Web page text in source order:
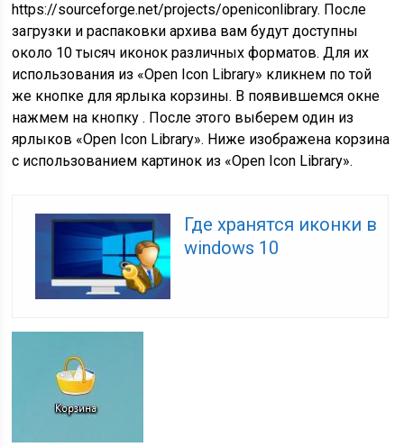
https://sourceforge.net/projects/openiconlibrary. После
загрузки и распаковки архива вам будут доступны
около 10 тысяч иконок различных форматов. Для их
использования из «Open Icon Library» кликнем по той
же кнопке для ярлыка корзины. В появившемся окне
нажмем на кнопку . После этого выберем один из
ярлыков «Open Icon Library». Ниже изображена корзина
с использованием картинок из «Open Icon Library».
Где хранятся иконки в
windows 10